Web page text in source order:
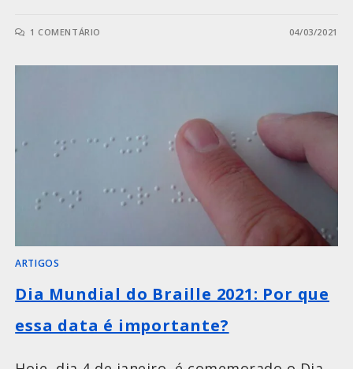
1 COMENTÁRIO 04/03/2021
ARTIGOS
Dia Mundial do Braille 2021: Por que
essa data é importante?